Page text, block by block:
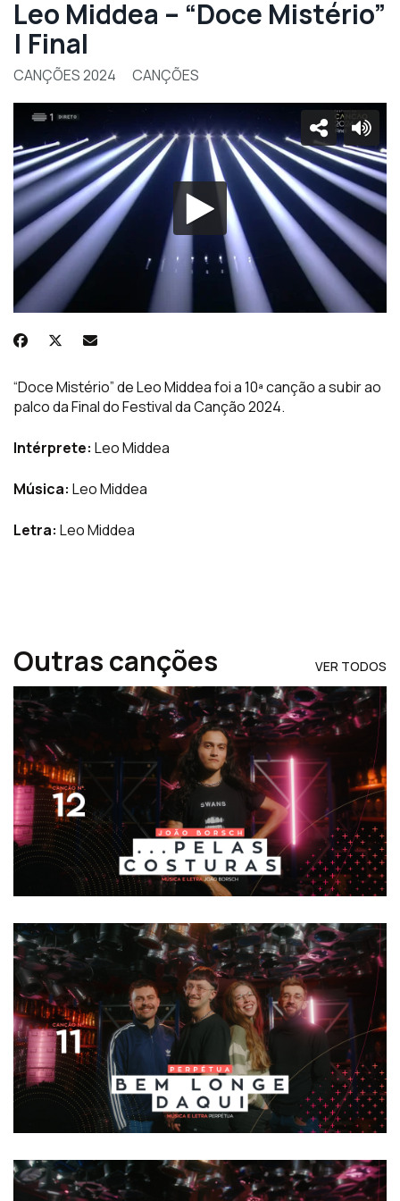
Leo Middea – “Doce Mistério”
| Final
CANÇÕES 2024 CANÇÕES
“Doce Mistério” de Leo Middea foi a 10ª canção a subir ao
palco da Final do Festival da Canção 2024.
Intérprete: Leo Middea
Música: Leo Middea
Letra: Leo Middea
Outras canções VER TODOS